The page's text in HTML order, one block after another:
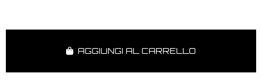
AGGIUNGI AL CARRELLO